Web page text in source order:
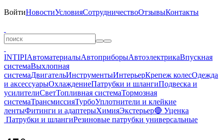
ВойтиНовостиУсловияСотрудничествоОтзывыКонтакты
INTIPIАвтоматериалыАвтоприборыАвтоэлектрикаВпускная
системаВыхлопная
системаДвигательИнструментыИнтерьерКрепеж колесОдежда
и аксессуарыОхлаждениеПатрубки и шлангиПодвеска и
усилителиСветТопливная системаТормозная
системаТрансмиссияТурбоУплотнители и клейкие
лентыФитинги и адаптерыХимияЭкстерьер🔴 Уценка
Патрубки и шлангиРезиновые патрубки универсальные